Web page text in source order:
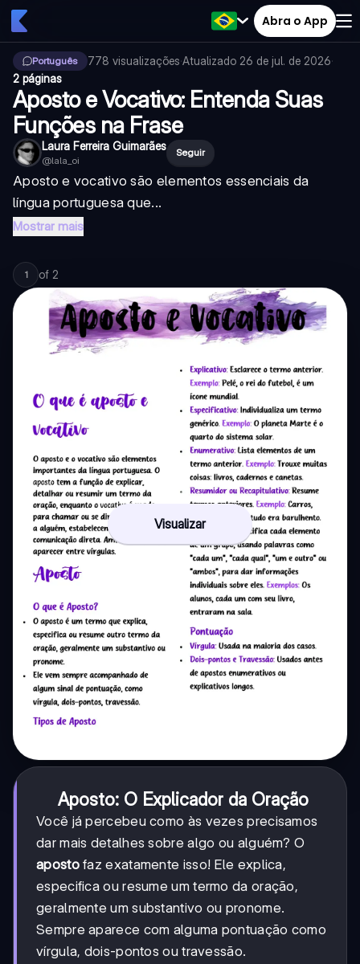
Abra o App
Português 778 visualizações·Atualizado 26 de jul. de 2026·
2 páginas
Aposto e Vocativo: Entenda Suas
Funções na Frase
Laura Ferreira Guimarães
@lala_oi
Seguir
Aposto e vocativo são elementos essenciais da
língua portuguesa que...
Mostrar mais
1 of 2
Visualizar
Aposto: O Explicador da Oração
Você já percebeu como às vezes precisamos
dar mais detalhes sobre algo ou alguém? O
apostofaz exatamente isso! Ele explica,
especifica ou resume um termo da oração,
geralmente um substantivo ou pronome.
Sempre aparece com alguma pontuação como
vírgula, dois-pontos ou travessão.